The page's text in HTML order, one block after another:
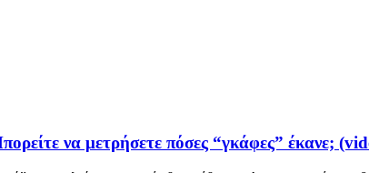
να μετρήσετε πόσες “γκάφες” έκανε;